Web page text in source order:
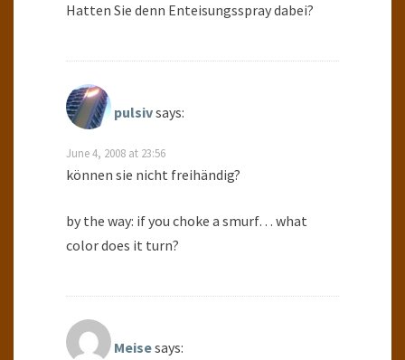
Hatten Sie denn Enteisungsspray dabei?
pulsivsays:
June 4, 2008 at 23:56
können sie nicht freihändig?
by the way: if you choke a smurf… what
color does it turn?
Meisesays: